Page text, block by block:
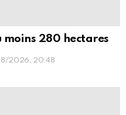
moins 280 hectares
2026, 20:48